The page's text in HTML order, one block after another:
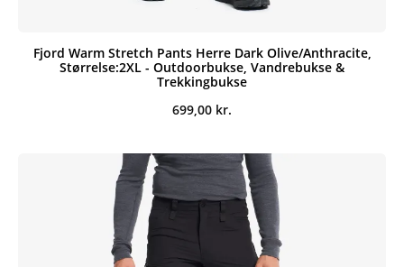
Fjord Warm Stretch Pants Herre Dark Olive/Anthracite,
Størrelse:2XL - Outdoorbukse, Vandrebukse &
Trekkingbukse
699,00 kr.